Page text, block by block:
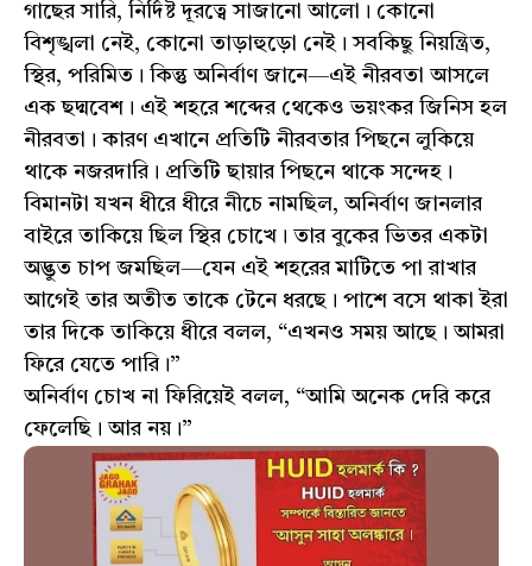
গাছের সারি, নির্দিষ্ট দূরত্বে সাজানো আলো। কোনো
বিশৃঙ্খলা নেই, কোনো তাড়াহুড়ো নেই। সবকিছু নিয়ন্ত্রিত,
স্থির, পরিমিত। কিন্তু অনির্বাণ জানে—এই নীরবতা আসলে
এক ছদ্মবেশ। এই শহরে শব্দের থেকেও ভয়ংকর জিনিস হল
নীরবতা। কারণ এখানে প্রতিটি নীরবতার পিছনে লুকিয়ে
থাকে নজরদারি। প্রতিটি ছায়ার পিছনে থাকে সন্দেহ।
বিমানটা যখন ধীরে ধীরে নীচে নামছিল, অনির্বাণ জানলার
বাইরে তাকিয়ে ছিল স্থির চোখে। তার বুকের ভিতর একটা
অদ্ভুত চাপ জমছিল—যেন এই শহরের মাটিতে পা রাখার
আগেই তার অতীত তাকে টেনে ধরছে। পাশে বসে থাকা ইরা
তার দিকে তাকিয়ে ধীরে বলল, “এখনও সময় আছে। আমরা
ফিরে যেতে পারি।”
অনির্বাণ চোখ না ফিরিয়েই বলল, “আমি অনেক দেরি করে
ফেলেছি। আর নয়।”